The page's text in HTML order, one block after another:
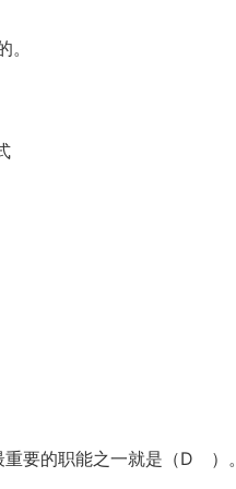
要的职能之一就是（D ）。